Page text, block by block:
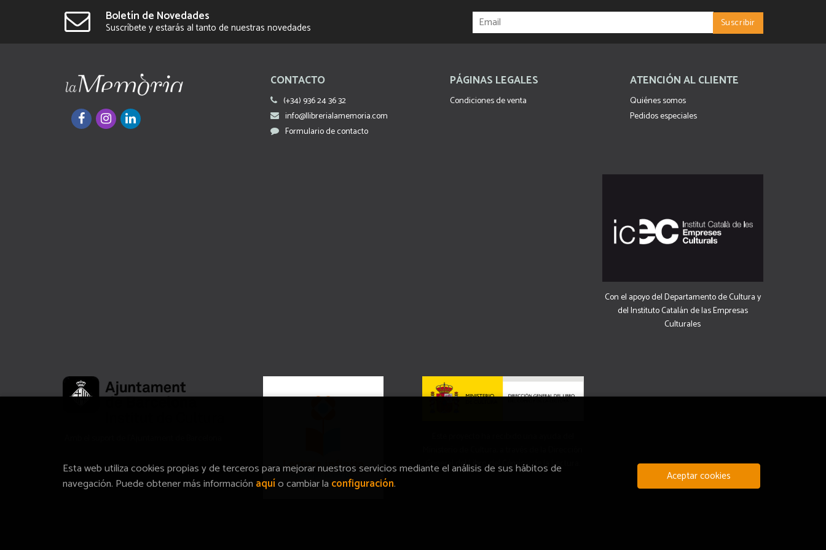
Boletín de Novedades
Suscríbete y estarás al tanto de nuestras novedades
CONTACTO
(+34) 936 24 36 32
info@llibrerialamemoria.com
Formulario de contacto
PÁGINAS LEGALES
Condiciones de venta
ATENCIÓN AL CLIENTE
Quiénes somos
Pedidos especiales
Con el apoyo del Departamento de Cultura y
del Instituto Catalán de las Empresas
Culturales
General del Libro, del Cómic y de la Lectura.
Esta web utiliza cookies propias y de terceros para mejorar nuestros servicios mediante el análisis de sus hábitos de
navegación. Puede obtener más información aquío cambiar la configuración. Aceptar cookies